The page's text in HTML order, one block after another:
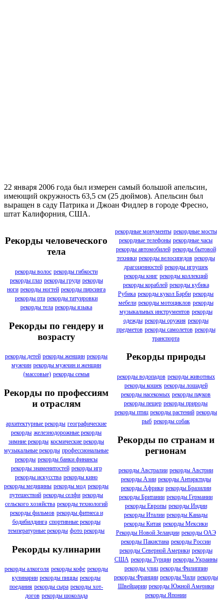
22 января 2006 года был измерен самый большой апельсин,
имеющий окружность 63,5 см (25 дюймов). Апельсин был
выращен в саду Патрика и Джоан Фидлер в городе Фресно,
штат Калифорния, США.
Рекорды человеческого
тела
рекорды волос рекорды гибкости
рекорды глаз рекорды груди рекорды
ноги рекорды ногтей рекорды пирсинга
рекорды рта рекорды татуировки
рекорды тела рекорды языка
Рекорды по гендеру и
возрасту
рекорды детей рекорды женщин рекорды
мужчин рекорды мужчин и женщин
(массовые) рекорды семья
Рекорды по профессиям
и отраслям
архитектурные рекорды географические
рекорды железнодорожные рекорды
зимние рекорды космические рекорды
музыкальные рекорды профессиональные
рекорды рекорды банки финансы
рекорды знаменитостей рекорды игр
рекорды искусства рекорды кино
рекорды медицины рекорды мод рекорды
путешествий рекорды селфи рекорды
сельского хозяйства рекорды технологий
рекорды фильмов рекорды фитнеса и
бодибилдинга спортивные рекорды
температурные рекорды фото рекорды
Рекорды кулинарии
рекорды алкоголя рекорды кофе рекорды
кулинарии рекорды пиццы рекорды
поедания рекорды сыра рекорды хот-
догов рекорды шоколада
рекордные монументы рекордные мосты
рекордные телефоны рекордные часы
рекорды автомобилей рекорды бытовой
техники рекорды велосипедов рекорды
драгоценностей рекорды игрушек
рекорды книг рекорды коллекций
рекорды кораблей рекорды кубика
Рубика рекорды кукол Барби рекорды
мебели рекорды мотоциклов рекорды
музыкальных инструментов рекорды
одежды рекорды оружия рекорды
предметов рекорды самолетов рекорды
транспорта
Рекорды природы
рекорды водопадов рекорды животных
рекорды кошек рекорды лошадей
рекорды насекомых рекорды пауков
рекорды пещер рекорды природы
рекорды птиц рекорды растений рекорды
рыб рекорды собак
Рекорды по странам и
регионам
рекорды Австралии рекорды Австрии
рекорды Азии рекорды Антарктиды
рекорды Африки рекорды Бразилии
рекорды Британии рекорды Германии
рекорды Европы рекорды Индии
рекорды Италии рекорды Канады
рекорды Китая рекорды Мексики
Рекорды Новой Зеландии рекорды ОАЭ
рекорды Пакистана рекорды России
рекорды Северной Америки рекорды
США рекорды Турции рекорды Украины
рекорды улиц рекорды Филиппин
рекорды Франции рекорды Чили рекорды
Швейцарии рекорды Южной Америки
рекорды Японии